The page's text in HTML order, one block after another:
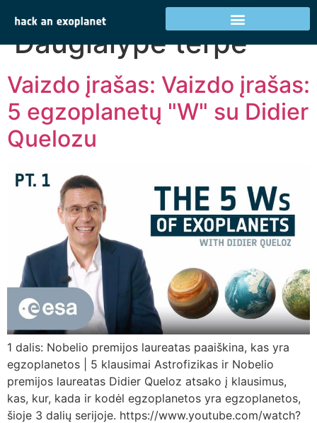
Kategorija:
Daugialypė terpė
Vaizdo įrašas: Vaizdo įrašas:
5 egzoplanetų "W" su Didier
Quelozu
1 dalis: Nobelio premijos laureatas paaiškina, kas yra
egzoplanetos | 5 klausimai Astrofizikas ir Nobelio
premijos laureatas Didier Queloz atsako į klausimus,
kas, kur, kada ir kodėl egzoplanetos yra egzoplanetos,
šioje 3 dalių serijoje. https://www.youtube.com/watch?